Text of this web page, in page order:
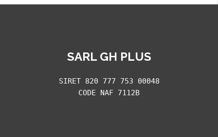
SARL GH PLUS
SIRET 820 777 753 00048
CODE NAF 7112B